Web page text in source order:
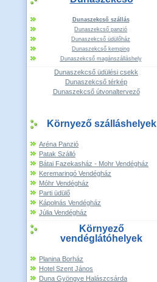
Dunaszekcső szállás
Dunaszekcső panzió
Dunaszekcső üdülőház
Dunaszekcső kemping
Dunaszekcső magánszálláshely
Dunaszekcső üdülési csekk
Dunaszekcső térkép
Dunaszekcső útvonaltervező
Környező szálláshelyek
Aréna Panzió
Patak Szálló
Bátai Fazekasház - Mohr Vendégház
Keremaringó Vendégház
Móhr Vendégház
Parti üdülő
Kápolnás Vendégház
Júlia Vendégház
Környező
vendéglátóhelyek
Planina Borház
Hotel Szent János
Duna Gyöngye Halászcsárda